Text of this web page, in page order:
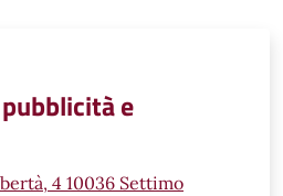
e
4 10036 Settimo